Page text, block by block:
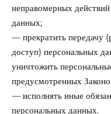
неправомерных
данных;
— прекратить передачу
доступ) персональных
уничтожить
предусмотренных
— исполнять иные
персональных данных.